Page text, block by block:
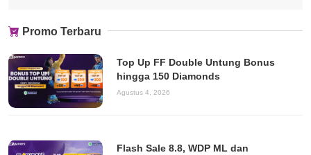
Promo Terbaru
Top Up FF Double Untung Bonus
hingga 150 Diamonds
Agustus 4, 2026
Flash Sale 8.8, WDP ML dan